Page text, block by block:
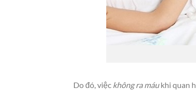
Do đó, việc không ra máukhi quan